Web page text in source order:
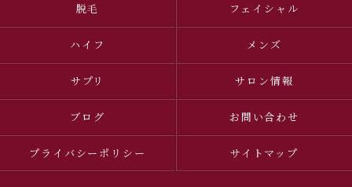
脱毛 フェイシャル
ハイフ メンズ
サプリ サロン情報
ブログ お問い合わせ
プライバシーポリシー サイトマップ